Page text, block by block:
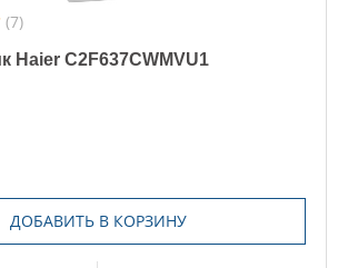
(7)
Haier C2F637CWMVU1
ДОБАВИТЬ В КОРЗИНУ